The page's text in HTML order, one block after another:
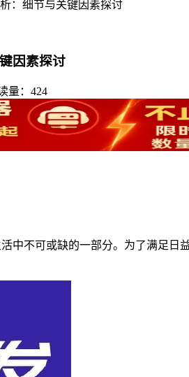
：细节与关键因素探讨
因素探讨
量：424
中不可或缺的一部分。为了满足